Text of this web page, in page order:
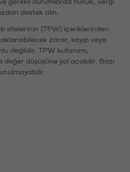
destek alın.
sitelerinin (TPW) içeriklerinden
zarar, kayıp veya
değildir. TPW kullanımı,
değer düşüşüne yol açabilir. Bazı